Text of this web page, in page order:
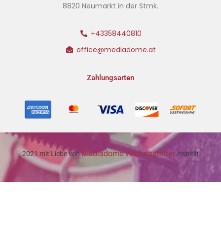
8820 Neumarkt in der Stmk.
+43358440810
office@mediadome.at
Zahlungsarten
2021 mit Liebe vonMediadome Werbeagentur erstellt